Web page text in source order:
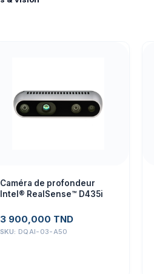
Caméra de profondeur
Intel® RealSense™ D435i
3 900,000 TND
SKU: DQAI-03-A50